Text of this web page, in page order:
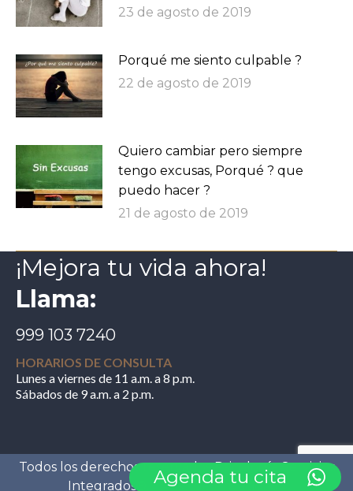
23 de agosto de 2019
Porqué me siento culpable ?
22 de agosto de 2019
Quiero cambiar pero siempre
tengo excusas, Porqué ? que
puedo hacer ?
21 de agosto de 2019
¡Mejora tu vida ahora!
Llama:
999 103 7240
HORARIOS DE CONSULTA
Lunes a viernes de 11 a.m. a 8 p.m.
Sábados de 9 a.m. a 2 p.m.
Todos los derechos reservados Psicología Servicios
Integrados®. | Aviso de Privacidad|
Agenda tu cita